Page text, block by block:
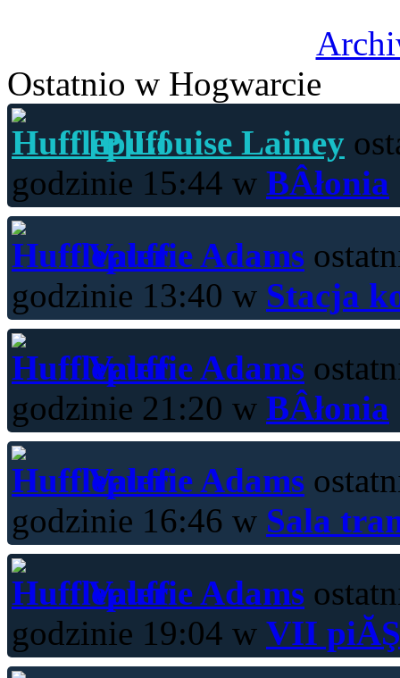
Ostatnio w Hogwarcie
[P]Louise Lainey
godzinie 15:44 w BÂłonia
Valerie Adams
godzinie 13:40 w Stacja
Valerie Adams
godzinie 21:20 w BÂłonia
Valerie Adams
godzinie 16:46 w Sala
Valerie Adams
godzinie 19:04 w VII